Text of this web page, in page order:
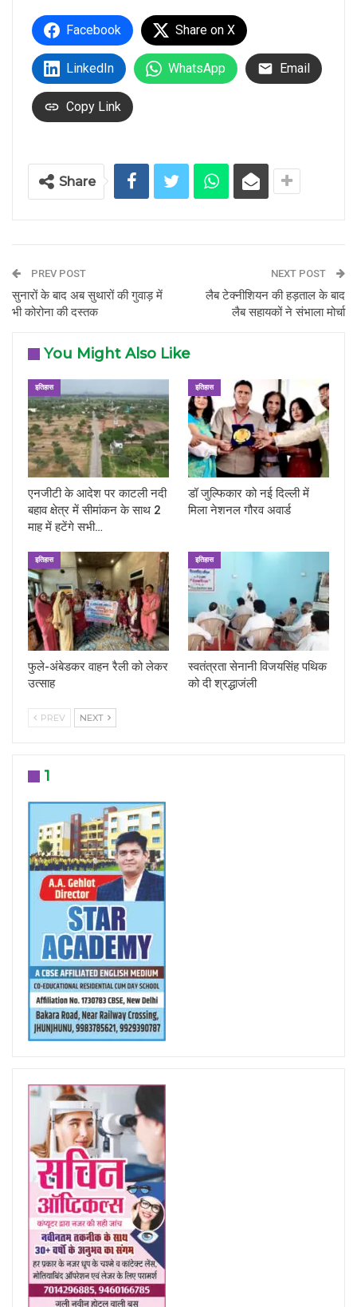
Facebook Share on X
LinkedIn WhatsApp Email
Copy Link
Share
PREV POST
सुनारों के बाद अब सुथारों की गुवाड़ में
भी कोरोना की दस्तक
NEXT POST
लैब टेक्नीशियन की हड़ताल के बाद
लैब सहायकों ने संभाला मोर्चा
You Might Also Like
इतिहास
एनजीटी के आदेश पर काटली नदी
बहाव क्षेत्र में सीमांकन के साथ 2
माह में हटेंगे सभी…
इतिहास
डॉ जुल्फिकार को नई दिल्ली में
मिला नेशनल गौरव अवार्ड
इतिहास
फुले-अंबेडकर वाहन रैली को लेकर
उत्साह
इतिहास
स्वतंत्रता सेनानी विजयसिंह पथिक
को दी श्रद्धाजंली
PREV NEXT
1